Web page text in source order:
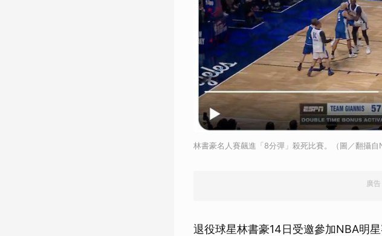
林書豪名人賽飆進「8分彈」殺死比賽。（圖／翻攝自
廣
退役球星林書豪14日受邀參加NBA明